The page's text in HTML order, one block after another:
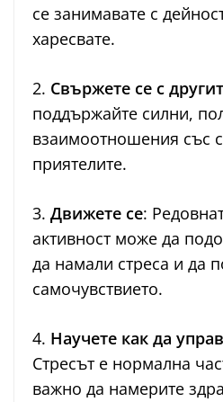
се занимавате с
харесвате.
2. Свържете се с
поддържайте силни,
взаимоотношения със
приятелите.
3. Движете се:
активност може да
да намали стреса и да
самочувствието.
4. Научете как да
Стресът е нормална
важно да намерите